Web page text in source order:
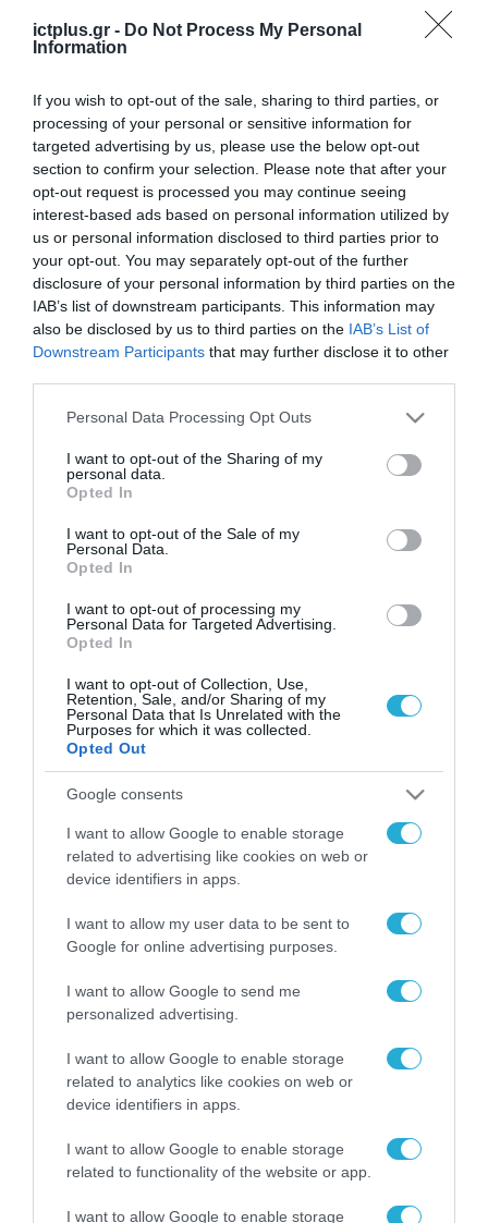
ictplus.gr - Do Not Process My Personal
Information
If you wish to opt-out of the sale, sharing to third parties, or
processing of your personal or sensitive information for
targeted advertising by us, please use the below opt-out
section to confirm your selection. Please note that after your
opt-out request is processed you may continue seeing
interest-based ads based on personal information utilized by
us or personal information disclosed to third parties prior to
your opt-out. You may separately opt-out of the further
disclosure of your personal information by third parties on the
IAB’s list of downstream participants. This information may
also be disclosed by us to third parties on the IAB’s List of
Downstream Participants that may further disclose it to other
Please note that this website/app uses one or more Google
not limited to your visit or usage behaviour. You may click to
grant or deny consent to Google and its third-party tags to
use your data for below specified purposes in below Google
consent section.
Personal Data Processing Opt Outs
I want to opt-out of the Sharing of my
personal data.
Opted In
I want to opt-out of the Sale of my
Personal Data.
Opted In
I want to opt-out of processing my
Personal Data for Targeted Advertising.
Opted In
I want to opt-out of Collection, Use,
Retention, Sale, and/or Sharing of my
Personal Data that Is Unrelated with the
Purposes for which it was collected.
Opted Out
Google consents
I want to allow Google to enable storage
related to advertising like cookies on web or
device identifiers in apps.
I want to allow my user data to be sent to
Google for online advertising purposes.
I want to allow Google to send me
personalized advertising.
I want to allow Google to enable storage
related to analytics like cookies on web or
device identifiers in apps.
I want to allow Google to enable storage
related to functionality of the website or app.
I want to allow Google to enable storage
διασφαλίζοντας την επιχειρησιακή συνέχεια
της Αποθήκης και των κρίσιμων λειτουργιών
σοβαρής βλάβης ή καταστροφής του κεντρικού
server. Η υποδομή της Ματαλών, βασισμένη στο
Entersoftone Aberon σε περιβάλλον Oracle,
υποστηρίζει νευραλγικές λειτουργίες της […]
17.04.2026
ΡΟΗ ΕΙΔΗΣΕΩΝ
Το χρηματοδοτούμενο
από την ΕΕ έργο “The
Gaming Police”
των παιδιών στο
διαδίκτυο
31.07.2026
για τα πρόστιμα σε
παραβάσεις που
Σ. Καλαφάτης: «Η
Τεχνητή Νοημοσύνη
δεν είναι απλώς μια
νέα τεχνολογία, είναι
μια νέα βιομηχανική
31.07.2026